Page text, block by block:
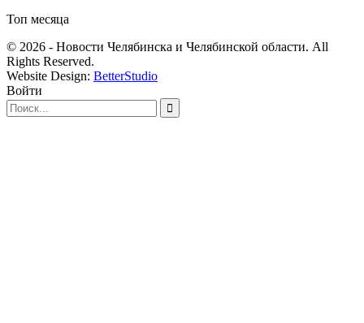
Топ месяца
© 2026 - Новости Челябинска и Челябинской области. All
Rights Reserved.
Website Design: BetterStudio
Войти